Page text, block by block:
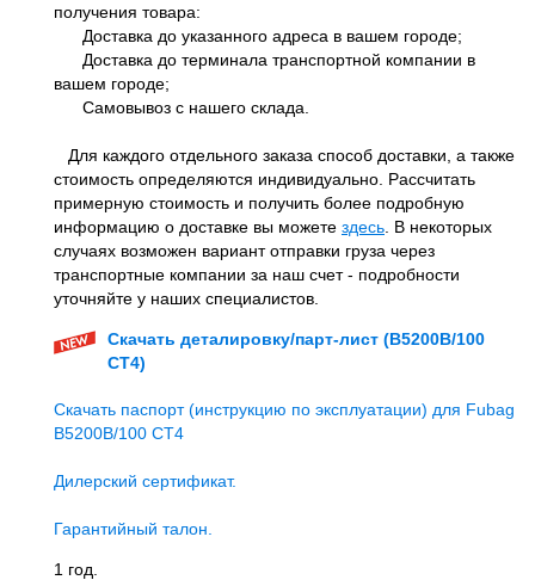
получения товара:
Доставка до указанного адреса в вашем городе;
Доставка до терминала транспортной компании в
вашем городе;
Самовывоз с нашего склада.
Для каждого отдельного заказа способ доставки, а также
стоимость определяются индивидуально. Рассчитать
примерную стоимость и получить более подробную
информацию о доставке вы можете здесь . В некоторых
случаях возможен вариант отправки груза через
транспортные компании за наш счет - подробности
уточняйте у наших специалистов.
Скачать деталировку/парт-лист (B5200B/100
CT4)
Скачать паспорт (инструкцию по эксплуатации) для Fubag
B5200B/100 CT4
Дилерский сертификат.
Гарантийный талон.
1 год.